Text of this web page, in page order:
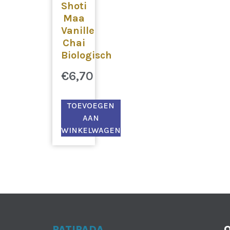
Shoti
Maa
Vanille
Chai
Biologisch
€6,70
TOEVOEGEN
AAN
WINKELWAGEN